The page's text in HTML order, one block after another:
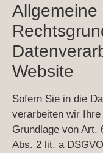
Allgemeine
Website
Sofern Sie in die
verarbeiten wir
Grundlage von Art.
Abs. 2 lit. a